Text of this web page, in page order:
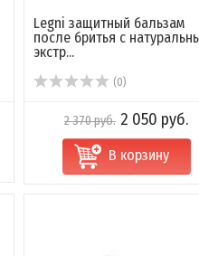
Legni защитный бальзам
после бритья с
экстр...
(0)
2 370 руб. 2 050 руб.
В корзину